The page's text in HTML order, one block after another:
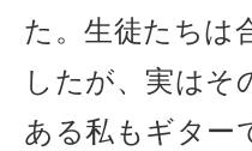
た。生徒たちは
したが、実はそ
ある私もギター